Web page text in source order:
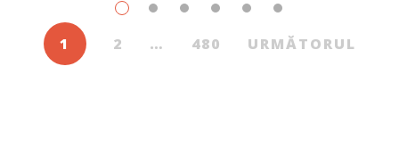
1 2 … 480 URMĂTORUL